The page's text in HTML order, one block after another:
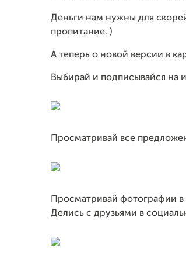
Деньги нам нужны для
пропитание. )
А теперь о новой версии в
Выбирай и подписывайся на
Просматривай все
Просматривай фотографии в
Делись с друзьями в